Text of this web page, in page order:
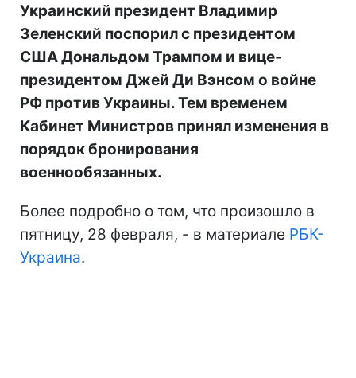
Украинский президент Владимир
Зеленский поспорил с президентом
США Дональдом Трампом и вице-
президентом Джей Ди Вэнсом о войне
РФ против Украины. Тем временем
Кабинет Министров принял изменения в
порядок бронирования
военнообязанных.
Более подробно о том, что произошло в
пятницу, 28 февраля, - в материале РБК-
Украина.